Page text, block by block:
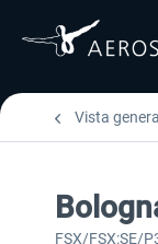
Vista general
FSX/FSX:SE/